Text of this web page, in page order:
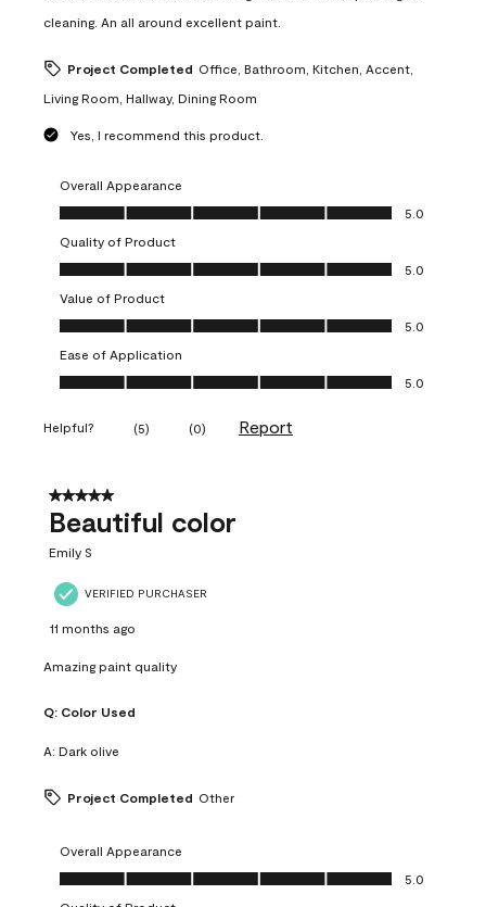
cleaning. An all around excellent paint.
Project Completed Office, Bathroom, Kitchen, Accent,
Living Room, Hallway, Dining Room
Yes, I recommend this product.
Overall Appearance
Overall Appearance, 5.0 out of 5
5.0
Quality of Product
Quality of Product, 5.0 out of 5
5.0
Value of Product
Value of Product, 5.0 out of 5
5.0
Ease of Application
Ease of Application, 5.0 out of 5
5.0
Helpful? (5) (0) Report
5 out of 5 stars.
Beautiful color
Emily S
VERIFIED PURCHASER
11 months ago
Amazing paint quality
Q: Color Used
A: Dark olive
Project Completed Other
Overall Appearance
Overall Appearance, 5.0 out of 5
5.0